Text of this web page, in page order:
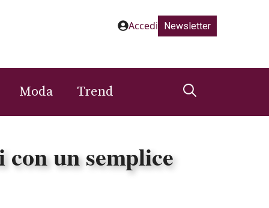
Accedi Newsletter
Moda Trend
un semplice